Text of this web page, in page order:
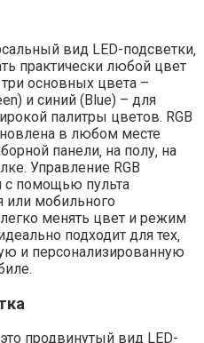
вид LED-подсветки‚
практически любой цвет
основных цвета –
и синий (Blue) – для
палитры цветов. RGB
в любом месте
панели‚ на полу‚ на
Управление RGB
с помощью пульта
или мобильного
менять цвет и режим
подходит для тех‚
и персонализированную
продвинутый вид LED-